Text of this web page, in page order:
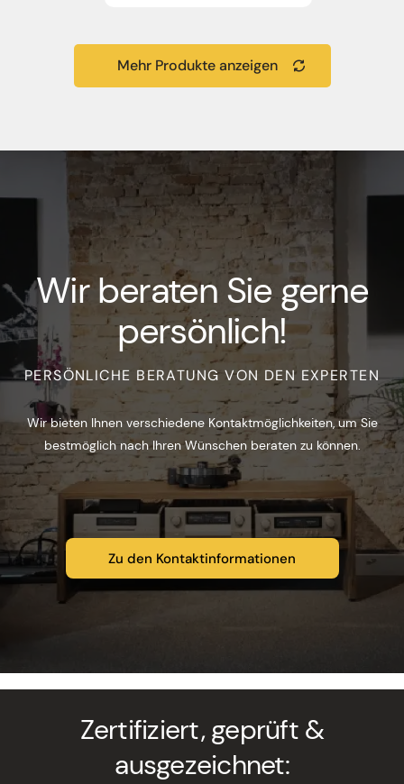
Mehr Produkte anzeigen
Wir beraten Sie gerne
persönlich!
PERSÖNLICHE BERATUNG VON DEN EXPERTEN
Wir bieten Ihnen verschiedene Kontaktmöglichkeiten, um Sie
bestmöglich nach Ihren Wünschen beraten zu können.
Zu den Kontaktinformationen
Zertifiziert, geprüft &
ausgezeichnet: